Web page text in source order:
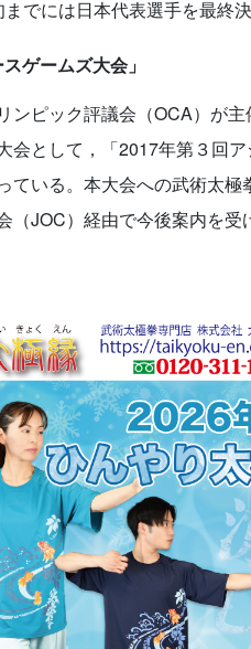
でには日本代表選手を最終決
ゲームズ大会」
ンピック評議会（OCA）が
会として，「2017年第３回
ている。本大会への武術太
（JOC）経由で今後案内を受